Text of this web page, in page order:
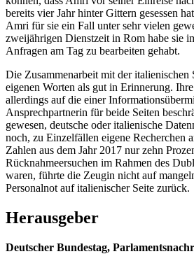
bereits vier Jahr hinter Gittern gesessen
Amri für sie ein Fall unter sehr vielen
zweijährigen Dienstzeit in Rom habe sie
Anfragen am Tag zu bearbeiten gehabt.
Die Zusammenarbeit mit der italienischen
eigenen Worten als gut in Erinnerung.
allerdings auf die einer
Ansprechpartnerin für beide Seiten
gewesen, deutsche oder italienische
noch, zu Einzelfällen eigene Recherchen
Zahlen aus dem Jahr 2017 nur zehn
Rücknahmeersuchen im Rahmen des
waren, führte die Zeugin nicht auf
Personalnot auf italienischer Seite zurück.
Herausgeber
Deutscher Bundestag,